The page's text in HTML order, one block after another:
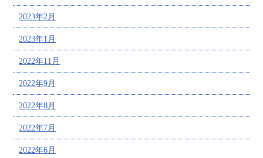
2023年2月
2023年1月
2022年11月
2022年9月
2022年8月
2022年7月
2022年6月